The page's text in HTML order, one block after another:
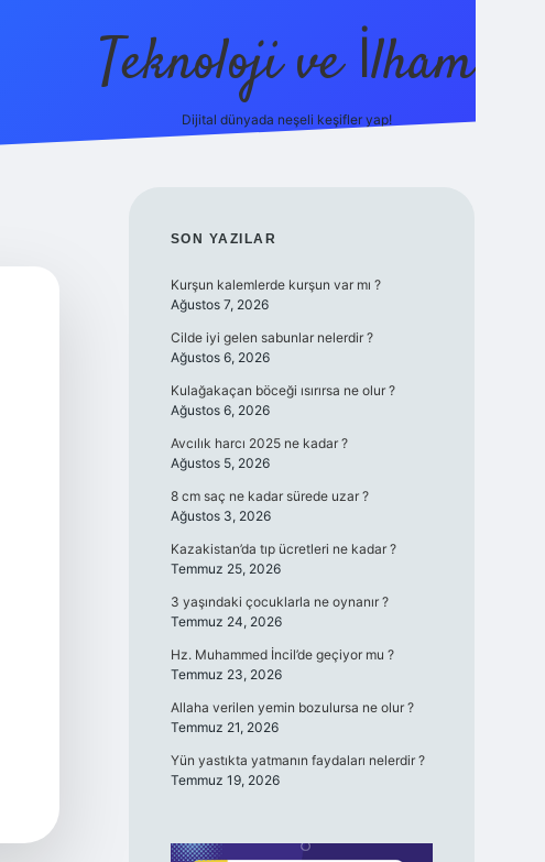
Teknoloji ve İlham
Dijital dünyada neşeli keşifler yap!
SIDEBAR
SON YAZILAR
Kurşun kalemlerde kurşun var mı ?
Ağustos 7, 2026
Cilde iyi gelen sabunlar nelerdir ?
Ağustos 6, 2026
Kulağakaçan böceği ısırırsa ne olur ?
Ağustos 6, 2026
Avcılık harcı 2025 ne kadar ?
Ağustos 5, 2026
8 cm saç ne kadar sürede uzar ?
Ağustos 3, 2026
Kazakistan’da tıp ücretleri ne kadar ?
Temmuz 25, 2026
3 yaşındaki çocuklarla ne oynanır ?
Temmuz 24, 2026
Hz. Muhammed İncil’de geçiyor mu ?
Temmuz 23, 2026
Allaha verilen yemin bozulursa ne olur ?
Temmuz 21, 2026
Yün yastıkta yatmanın faydaları nelerdir ?
Temmuz 19, 2026